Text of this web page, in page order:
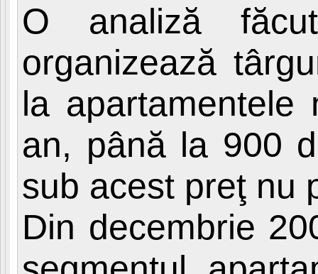
O analiză
organizează
la
an, până la 900
sub acest preţ nu
Din decembrie